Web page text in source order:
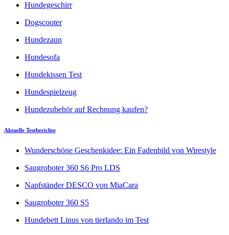
Hundegeschirr
Dogscooter
Hundezaun
Hundesofa
Hundekissen Test
Hundespielzeug
Hundezubehör auf Rechnung kaufen?
Aktuelle Testberichte
Wunderschöne Geschenkidee: Ein Fadenbild von Wirestyle
Saugroboter 360 S6 Pro LDS
Napfständer DESCO von MiaCara
Saugroboter 360 S5
Hundebett Linus von tierlando im Test